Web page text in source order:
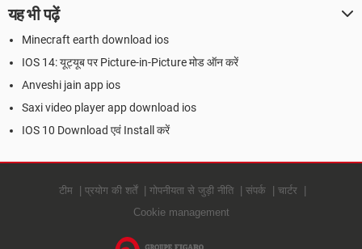
यह भी पढ़ें
Minecraft earth download ios
IOS 14: यूट्यूब पर Picture-in-Picture मोड ऑन करें
Anveshi jain app ios
Saxi video player app download ios
IOS 10 Download एवं Install करें
टीम प्रयोग की शर्तें गोपनीयता से जुड़ी नीति संपर्क
चार्टर
Cookie management